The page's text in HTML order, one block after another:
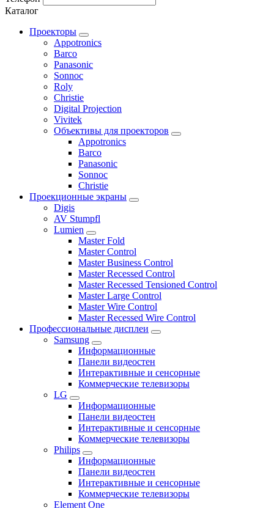
Каталог
Проекторы
Appotronics
Barco
Panasonic
Sonnoc
Roly
Christie
Digital Projection
Vivitek
Объективы для проекторов
Appotronics
Barco
Panasonic
Sonnoc
Сhristie
Проекционные экраны
Digis
AV Stumpfl
Lumien
Master Fold
Master Control
Master Business Control
Master Recessed Control
Master Recessed Tensioned Control
Master Large Control
Master Wire Control
Master Recessed Wire Control
Профессиональные дисплеи
Samsung
Информационные
Панели видеостен
Интерактивные и сенсорные
Коммерческие телевизоры
LG
Информационные
Панели видеостен
Интерактивные и сенсорные
Коммерческие телевизоры
Philips
Информационные
Панели видеостен
Интерактивные и сенсорные
Коммерческие телевизоры
Element One